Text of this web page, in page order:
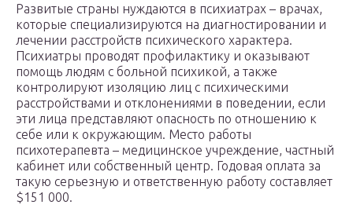
Развитые страны нуждаются в психиатрах – врачах,
которые специализируются на диагностировании и
лечении расстройств психического характера.
Психиатры проводят профилактику и оказывают
помощь людям с больной психикой, а также
контролируют изоляцию лиц с психическими
расстройствами и отклонениями в поведении, если
эти лица представляют опасность по отношению к
себе или к окружающим. Место работы
психотерапевта – медицинское учреждение, частный
кабинет или собственный центр. Годовая оплата за
такую серьезную и ответственную работу составляет
$151 000.